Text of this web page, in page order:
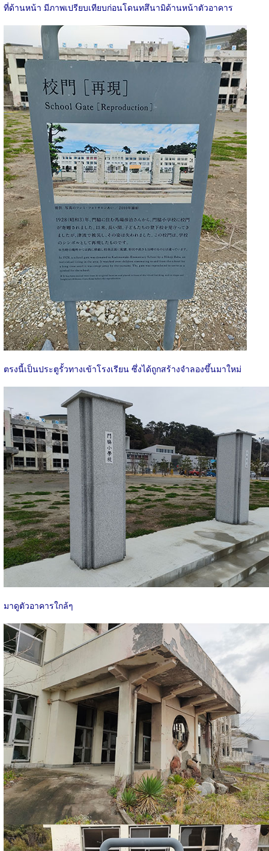
ที่ด้านหน้า มีภาพเปรียบเทียบก่อนโดนทสึนามิด้านหน้าตัวอาคาร
ตรงนี้เป็นประตูรั้วทางเข้าโรงเรียน ซึ่งได้ถูกสร้างจำลองขึ้นมาใหม่
มาดูตัวอาคารใกล้ๆ